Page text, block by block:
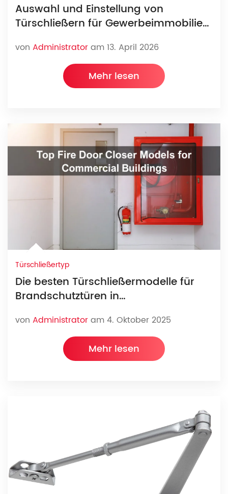
Auswahl und Einstellung von
Türschließern für Gewerbeimmobilien
Industrieanlagen
von Administratoram 13. April 2026
Mehr lesen
Türschließertyp
Die besten Türschließermodelle für
Brandschutztüren in
von Administratoram 4. Oktober 2025
Mehr lesen